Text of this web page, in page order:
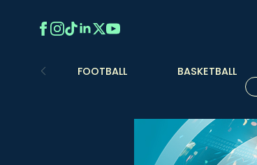
FOOTBALL BASKETBALL